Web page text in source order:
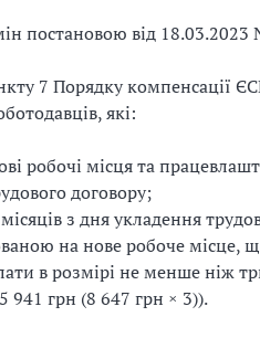
постановою від
7 Порядку компенсації
які:
робочі місця та
договору;
з дня укладення
на нове робоче місце,
в розмірі не менше ніж
941 грн (8 647 грн × 3)).